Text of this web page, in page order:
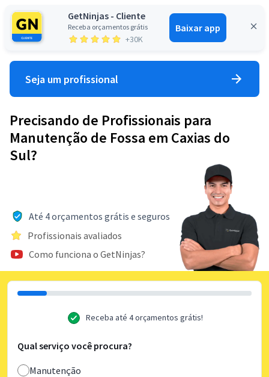
GetNinjas - Cliente
Receba orçamentos grátis
+30K
Baixar app
Entrar
Seja um profissional
Precisando de Profissionais para
Manutenção de Fossa em Caxias do
Sul?
Até 4 orçamentos grátis e seguros
Profissionais avaliados
Como funciona o GetNinjas?
Receba até 4 orçamentos grátis!
Qual serviço você procura?
Manutenção